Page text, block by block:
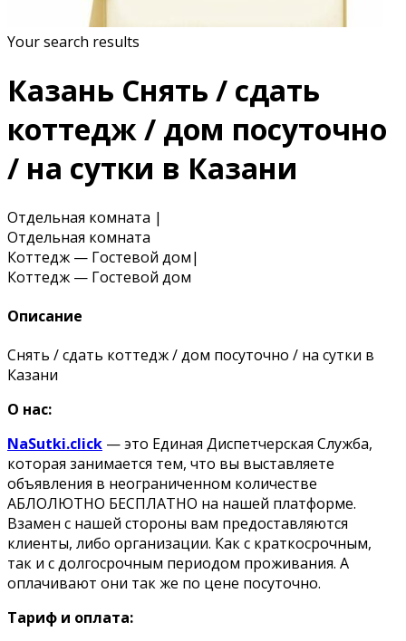
Your search results
Казань Снять / сдать
коттедж / дом посуточно
/ на сутки в Казани
Отдельная комната |
Отдельная комната
Коттедж — Гостевой дом|
Коттедж — Гостевой дом
Описание
Снять / сдать коттедж / дом посуточно / на сутки в
Казани
О нас:
NaSutki.click — это Единая Диспетчерская Служба,
которая занимается тем, что вы выставляете
объявления в неограниченном количестве
АБЛОЛЮТНО БЕСПЛАТНО на нашей платформе.
Взамен с нашей стороны вам предоставляются
клиенты, либо организации. Как с краткосрочным,
так и с долгосрочным периодом проживания. А
оплачивают они так же по цене посуточно.
Тариф и оплата: